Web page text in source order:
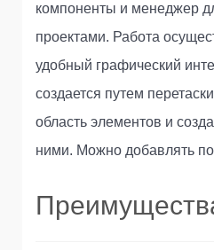
компоненты и менеджер
проектами. Работа
удобный графический
создается путем
область элементов и
ними. Можно добавлять